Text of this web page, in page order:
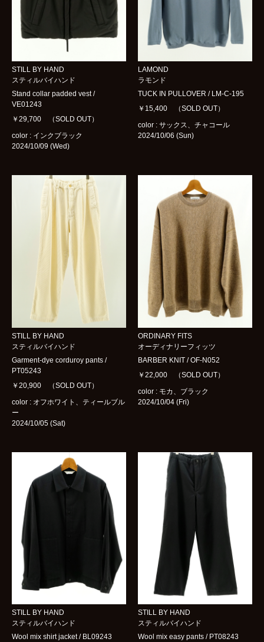
STILL BY HAND
スティルバイハンド
Stand collar padded vest /
VE01243
￥29,700 （SOLD OUT）
color : インクブラック
2024/10/09 (Wed)
LAMOND
ラモンド
TUCK IN PULLOVER / LM-C-195
￥15,400 （SOLD OUT）
color : サックス、チャコール
2024/10/06 (Sun)
STILL BY HAND
スティルバイハンド
Garment-dye corduroy pants /
PT05243
￥20,900 （SOLD OUT）
color : オフホワイト、ティールブル
ー
2024/10/05 (Sat)
ORDINARY FITS
オーディナリーフィッツ
BARBER KNIT / OF-N052
￥22,000 （SOLD OUT）
color : モカ、ブラック
2024/10/04 (Fri)
STILL BY HAND
スティルバイハンド
Wool mix shirt jacket / BL09243
STILL BY HAND
スティルバイハンド
Wool mix easy pants / PT08243